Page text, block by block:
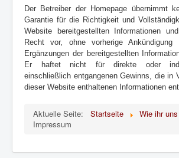
Der Betreiber der Homepage übernimmt
Garantie für die Richtigkeit und
Website bereitgestellten Informationen
Recht vor, ohne vorherige Ankündigung
Ergänzungen der bereitgestellten
Er haftet nicht für direkte oder
einschließlich entgangenen Gewinns, die in
dieser Website enthaltenen Informationen
Aktuelle Seite: Startseite
Wie ihr
Impressum